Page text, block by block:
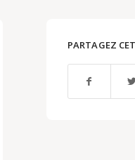
PARTAGEZ